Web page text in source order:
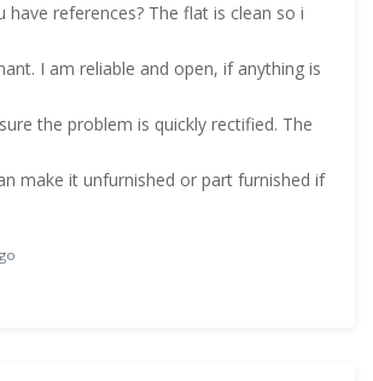
have references? The flat is clean so i
I am reliable and open, if anything is
the problem is quickly rectified. The
make it unfurnished or part furnished if